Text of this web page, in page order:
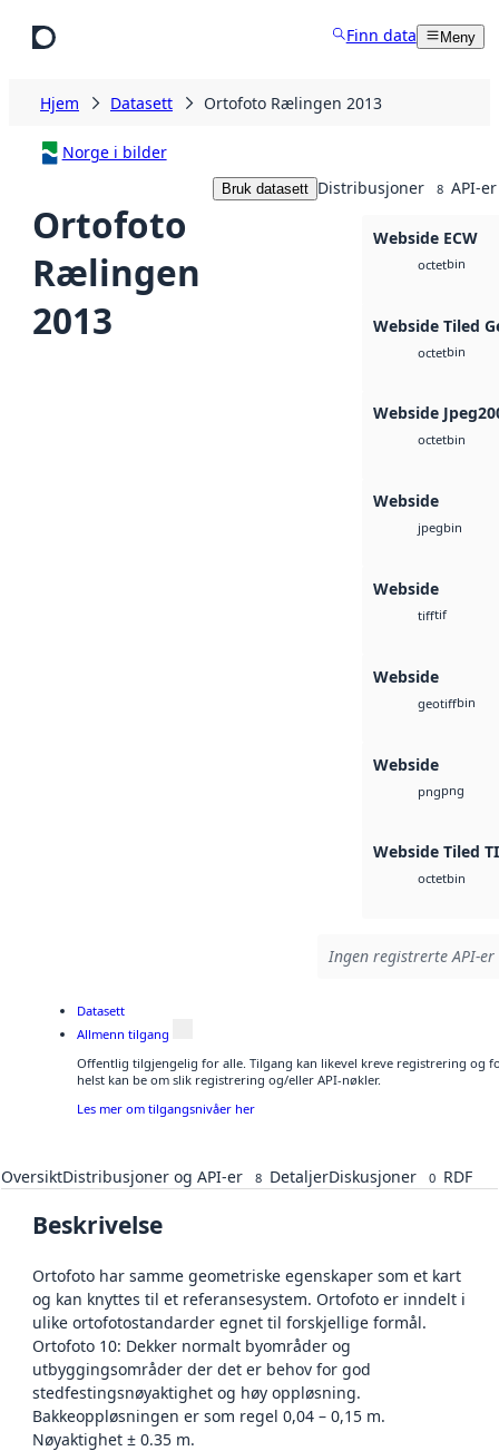
Finn data Meny
Hjem Datasett Ortofoto Rælingen 2013
Norge i bilder
Ortofoto
Rælingen
2013
Bruk datasett Distribusjoner 8 API-er
Webside ECW
octetbin
Webside Tiled
octetbin
Webside
octetbin
Webside
jpegbin
Webside
tifftif
Webside
geotiffbin
Webside
pngpng
Webside Tiled
octetbin
Ingen registrerte API-
Datasett
Allmenn tilgang
Offentlig tilgjengelig for alle. Tilgang kan likevel kreve registrering og
helst kan be om slik registrering og/eller API-nøkler.
Les mer om tilgangsnivåer her
OversiktDistribusjoner og API-er 8 DetaljerDiskusjoner 0 RDF
Beskrivelse
Ortofoto har samme geometriske egenskaper som et kart
og kan knyttes til et referansesystem. Ortofoto er inndelt i
ulike ortofotostandarder egnet til forskjellige formål.
Ortofoto 10: Dekker normalt byområder og
utbyggingsområder der det er behov for god
stedfestingsnøyaktighet og høy oppløsning.
Bakkeoppløsningen er som regel 0,04 – 0,15 m.
Nøyaktighet ± 0.35 m.